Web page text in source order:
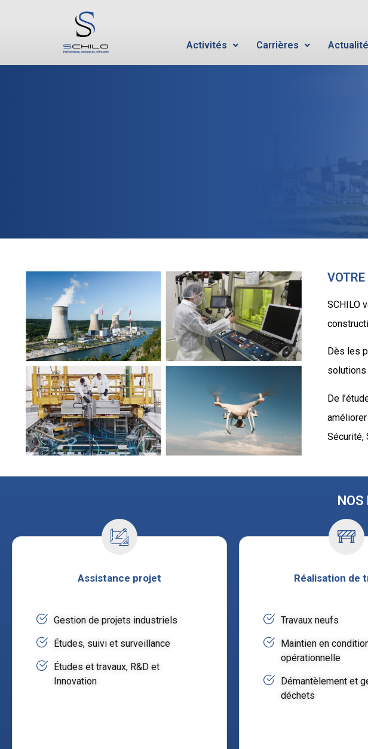
Activités Carrières
SCHILO
Dès les
solutions
De
Sécurité,
NOS
Assistance projet
Gestion de projets industriels
Études, suivi et surveillance
Études et travaux, R&D et
Innovation
Réalisation de
Travaux neufs
Maintien en
opérationnelle
Démantèlement et
déchets